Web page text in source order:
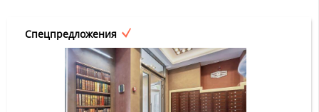
Спецпредложения